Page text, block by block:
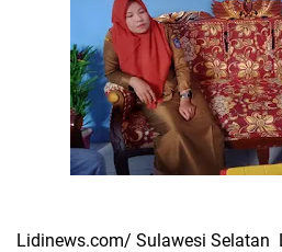
Lidinews.com/ Sulawesi Selatan